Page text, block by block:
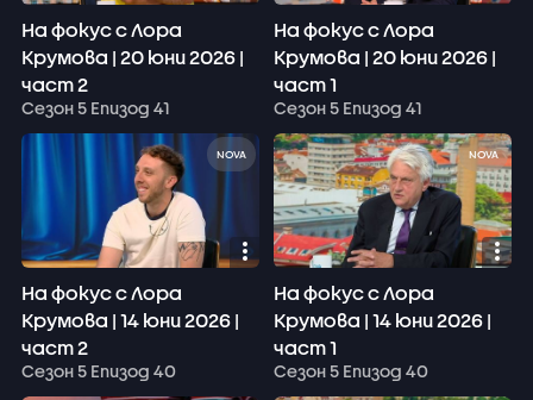
На фокус с Лора
Крумова | 20 юни 2026 |
част 2
Сезон 5 Епизод 41
На фокус с Лора
Крумова | 20 юни 2026 |
част 1
Сезон 5 Епизод 41
NOVA
На фокус с Лора
Крумова | 14 юни 2026 |
част 2
Сезон 5 Епизод 40
NOVA
На фокус с Лора
Крумова | 14 юни 2026 |
част 1
Сезон 5 Епизод 40